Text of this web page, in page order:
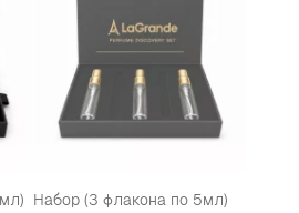
Набор (3 флакона по 5мл)